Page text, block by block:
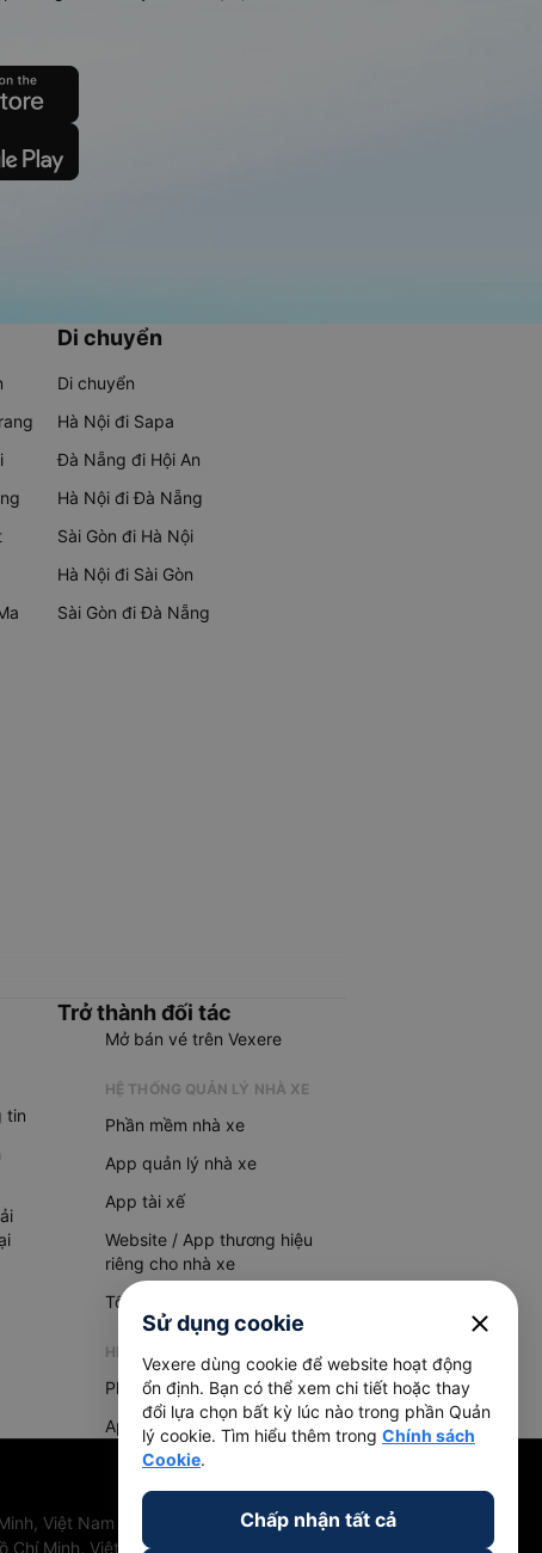
Di chuyển
Di chuyển
Hà Nội đi Sapa
Đà Nẵng đi Hội An
Hà Nội đi Đà Nẵng
Sài Gòn đi Hà Nội
Hà Nội đi Sài Gòn
Sài Gòn đi Đà Nẵng
tin
Trở thành đối tác
Mở bán vé trên Vexere
HỆ THỐNG QUẢN LÝ NHÀ XE
Phần mềm nhà xe
App quản lý nhà xe
App tài xế
Website / App thương hiệu
riêng cho nhà xe
Tổng đài AI
HỆ THỐNG QUẢN LÝ HÀNG HOÁ
Phần mềm quản lý hàng hoá
App quản lý hàng hoá
Việt Nam
Minh, Việt Nam
Sử dụng cookie close
Vexere dùng cookie để website hoạt động
ổn định. Bạn có thể xem chi tiết hoặc thay
đổi lựa chọn bất kỳ lúc nào trong phần Quản
lý cookie. Tìm hiểu thêm trong Chính sách
Cookie.
Chấp nhận tất cả